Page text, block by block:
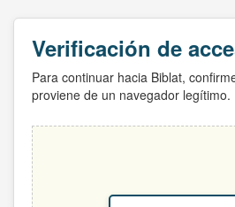
Verificación de
Para continuar hacia Biblat,
proviene de un navegador legítimo.